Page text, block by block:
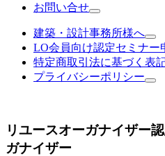
お問い合せ
建築・設計事務所様へ
LO会員向け認定セミナー
特定商取引法に基づく表
プライバシーポリシー
リユースオーガナイザー
ガナイザー